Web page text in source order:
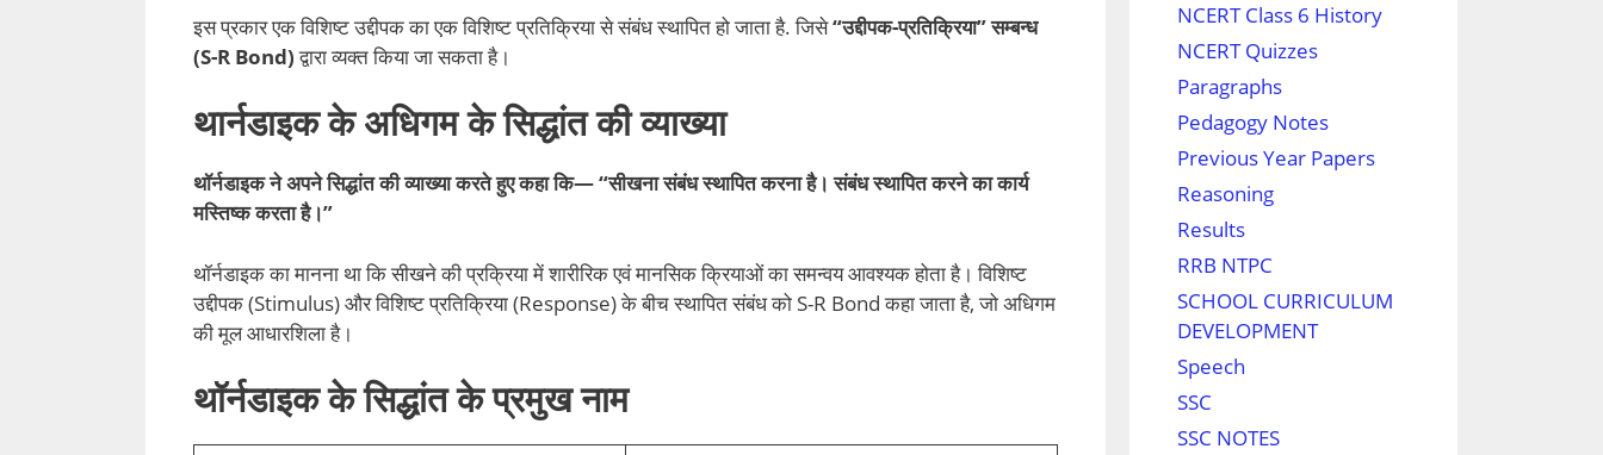
इस प्रकार एक विशिष्ट उद्दीपक का एक विशिष्ट प्रतिक्रिया से संबंध स्थापित हो जाता है. जिसे“उद्दीपक-प्रतिक्रिया” सम्बन्ध
(S-R Bond)द्वारा व्यक्त किया जा सकता है।
थार्नडाइक के अधिगम के सिद्धांत की व्याख्या
थॉर्नडाइक ने अपने सिद्धांत की व्याख्या करते हुए कहा कि— “सीखना संबंध स्थापित करना है। संबंध स्थापित करने का कार्य
मस्तिष्क करता है।”
थॉर्नडाइक का मानना था कि सीखने की प्रक्रिया में शारीरिक एवं मानसिक क्रियाओं का समन्वय आवश्यक होता है। विशिष्ट
उद्दीपक (Stimulus) और विशिष्ट प्रतिक्रिया (Response) के बीच स्थापित संबंध को S-R Bond कहा जाता है, जो अधिगम
की मूल आधारशिला है।
थॉर्नडाइक के सिद्धांत के प्रमुख नाम
NCERT Class 6 History
NCERT Quizzes
Paragraphs
Pedagogy Notes
Previous Year Papers
Reasoning
Results
RRB NTPC
SCHOOL CURRICULUM
DEVELOPMENT
Speech
SSC
SSC NOTES